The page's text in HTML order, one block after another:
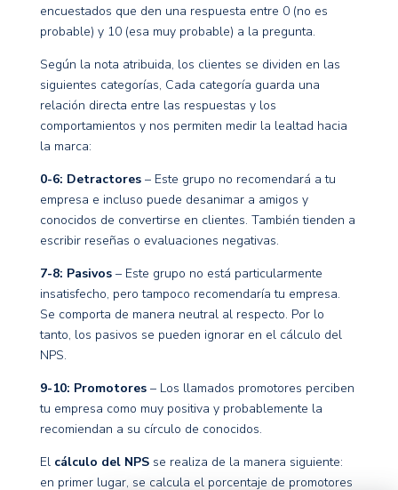
encuestados que den una respuesta entre 0 (no es
probable) y 10 (esa muy probable) a la pregunta.
Según la nota atribuida, los clientes se dividen en las
siguientes categorías, Cada categoría guarda una
relación directa entre las respuestas y los
comportamientos y nos permiten medir la lealtad hacia
la marca:
0-6: Detractores– Este grupo no recomendará a tu
empresa e incluso puede desanimar a amigos y
conocidos de convertirse en clientes. También tienden a
escribir reseñas o evaluaciones negativas.
7-8: Pasivos– Este grupo no está particularmente
insatisfecho, pero tampoco recomendaría tu empresa.
Se comporta de manera neutral al respecto. Por lo
tanto, los pasivos se pueden ignorar en el cálculo del
NPS.
9-10: Promotores– Los llamados promotores perciben
tu empresa como muy positiva y probablemente la
recomiendan a su círculo de conocidos.
El cálculo del NPSse realiza de la manera siguiente:
en primer lugar, se calcula el porcentaje de promotores